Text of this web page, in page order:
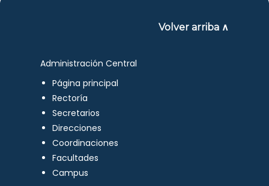
Volver arriba ∧
Administración Central
Página principal
Rectoría
Secretarios
Direcciones
Coordinaciones
Facultades
Campus